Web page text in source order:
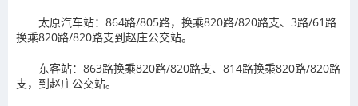
太原汽车站：864路/805路，换乘820路/820路支、3路/61路
换乘820路/820路支到赵庄公交站。
东客站：863路换乘820路/820路支、814路换乘820路/820路
支，到赵庄公交站。